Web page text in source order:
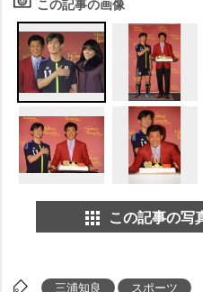
この記事の画像
この記事の写
三浦知良 スポーツ